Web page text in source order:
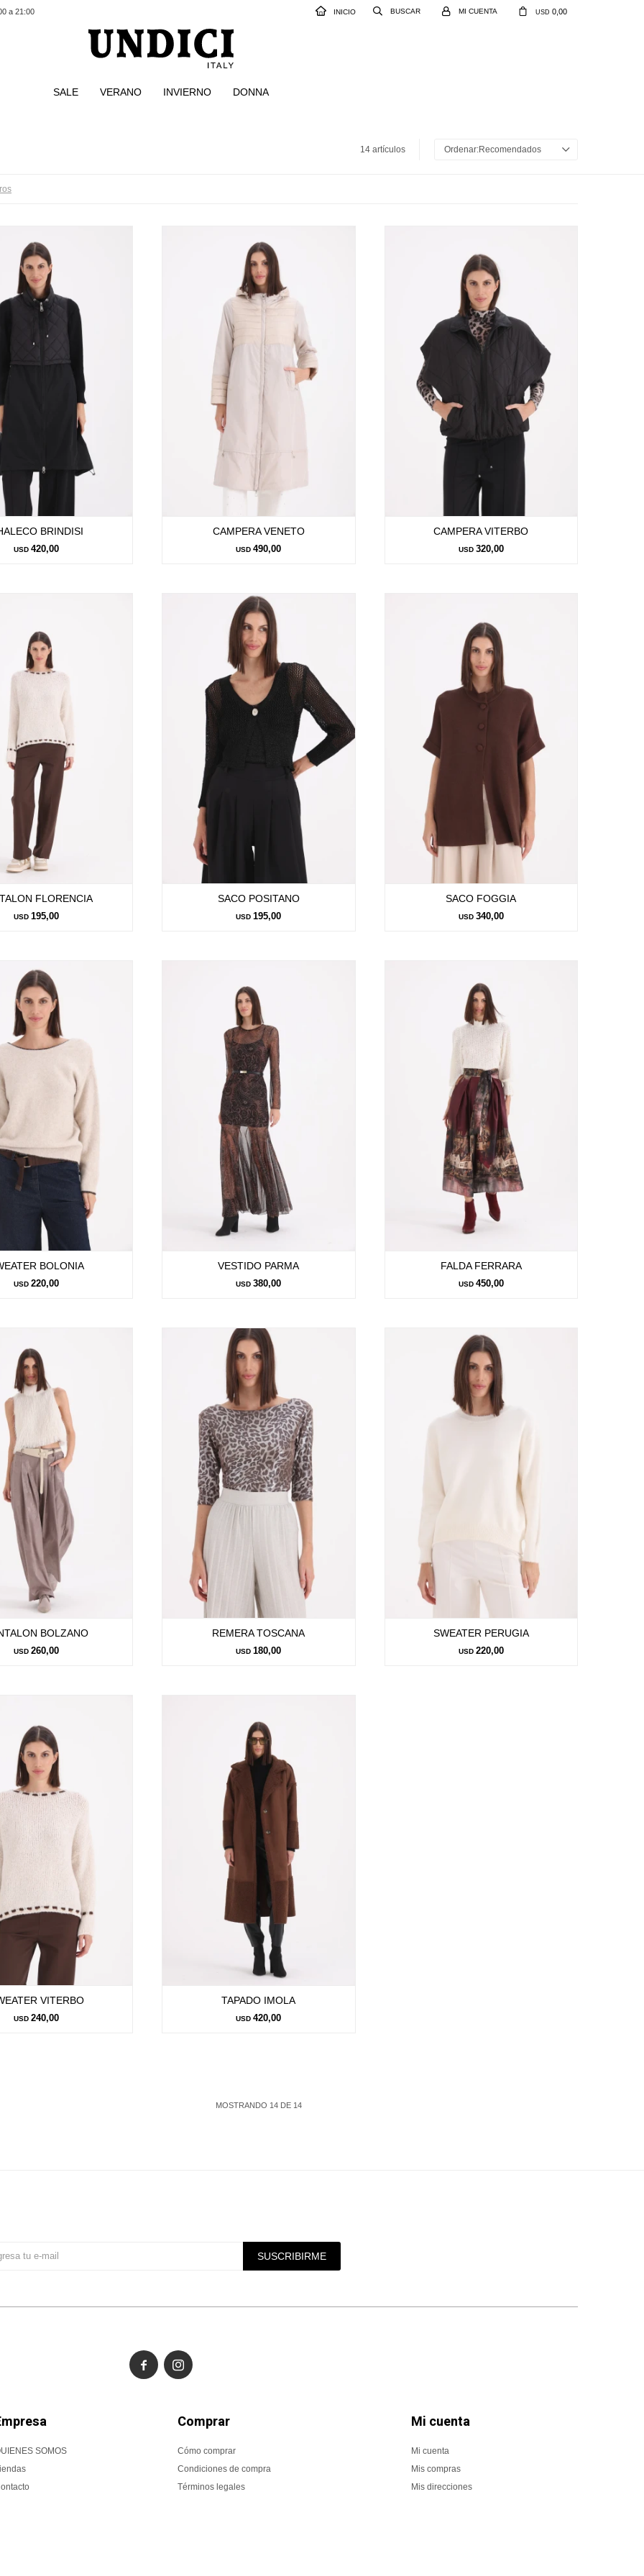
SALE VERANO INVIERNO DONNA
INICIO USD 0,00
a 21:00
14 artículos Recomendados
BRINDISI
USD 420,00
CAMPERA VENETO
USD 490,00
CAMPERA VITERBO
USD 320,00
FLORENCIA
USD 195,00
SACO POSITANO
USD 195,00
SACO FOGGIA
USD 340,00
BOLONIA
USD 220,00
VESTIDO PARMA
USD 380,00
FALDA FERRARA
USD 450,00
BOLZANO
USD 260,00
REMERA TOSCANA
USD 180,00
SWEATER PERUGIA
USD 220,00
VITERBO
USD 240,00
TAPADO IMOLA
USD 420,00
MOSTRANDO 14 DE 14
SOMOS
Comprar
Cómo comprar
Condiciones de compra
Términos legales
Mi cuenta
Mi cuenta
Mis compras
Mis direcciones
SUSCRIBIRME
 